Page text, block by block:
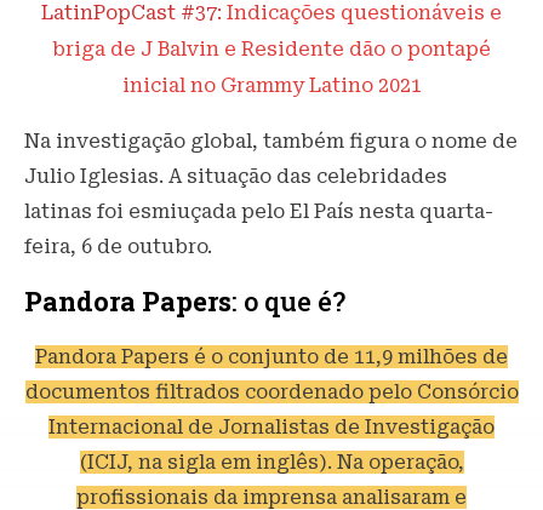
LatinPopCast #37: Indicações questionáveis e
briga de J Balvin e Residente dão o pontapé
inicial no Grammy Latino 2021
Na investigação global, também figura o nome de
Julio Iglesias. A situação das celebridades
latinas foi esmiuçada pelo El País nesta quarta-
feira, 6 de outubro.
Pandora Papers: o que é?
Pandora Papers é o conjunto de 11,9 milhões de
documentos filtrados coordenado pelo Consórcio
Internacional de Jornalistas de Investigação
(ICIJ, na sigla em inglês). Na operação,
profissionais da imprensa analisaram e